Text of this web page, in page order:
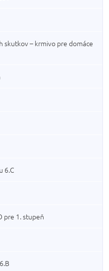
skutkov – krmivo pre domáce
6.C
pre 1. stupeň